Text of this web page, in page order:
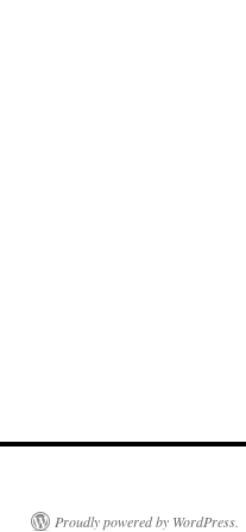
Proudly powered by WordPress.